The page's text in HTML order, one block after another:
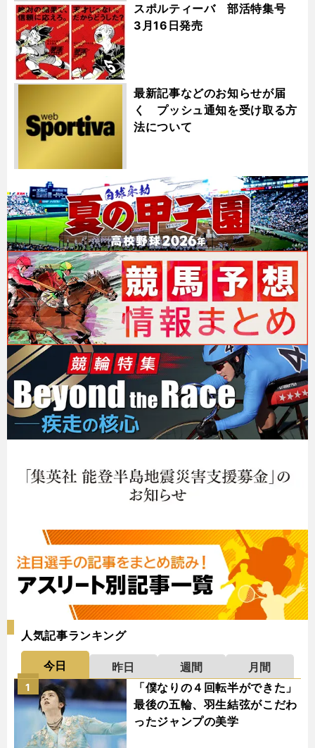
スポルティーバ 部活特集号
3月16日発売
最新記事などのお知らせが届
く プッシュ通知を受け取る方
法について
人気記事ランキング
今日 昨日 週間
月間
「僕なりの４回転半ができた」
最後の五輪、羽生結弦がこだわ
ったジャンプの美学
1